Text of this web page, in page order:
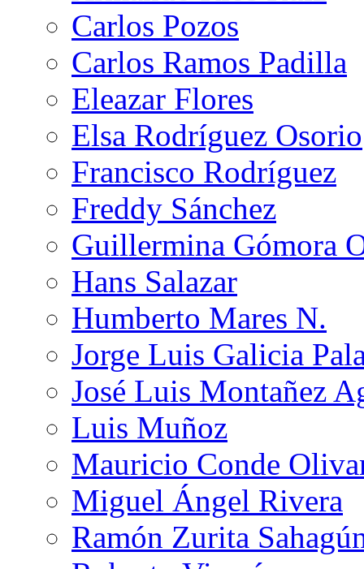
Carlos Pozos
Carlos Ramos Padilla
Eleazar Flores
Elsa Rodríguez Osorio
Francisco Rodríguez
Freddy Sánchez
Guillermina Gómora
Hans Salazar
Humberto Mares N.
Jorge Luis Galicia
José Luis Montañez
Luis Muñoz
Mauricio Conde
Miguel Ángel Rivera
Ramón Zurita